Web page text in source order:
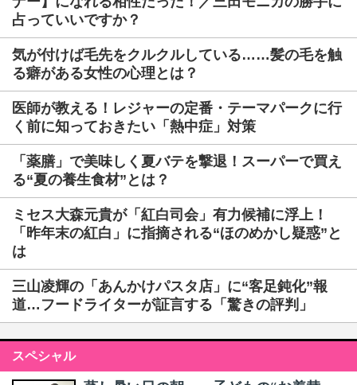
占っていいですか？
気が付けば毛先をクルクルしている……髪の毛を触
る癖がある女性の心理とは？
医師が教える！レジャーの定番・テーマパークに行
く前に知っておきたい「熱中症」対策
「薬膳」で美味しく夏バテを撃退！スーパーで買え
る“夏の養生食材”とは？
ミセス大森元貴が「紅白司会」有力候補に浮上！
「昨年末の紅白」に指摘される“ほのめかし疑惑”と
は
三山凌輝の「あんかけパスタ店」に“客足鈍化”報
道…フードライターが証言する「驚きの評判」
スペシャル